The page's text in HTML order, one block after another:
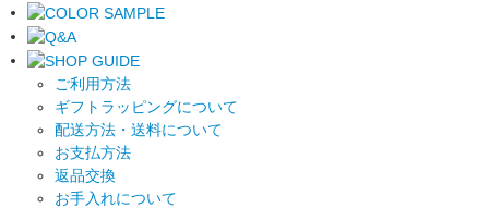
ご利用方法
ギフトラッピングについて
配送方法・送料について
お支払方法
返品交換
お手入れについて